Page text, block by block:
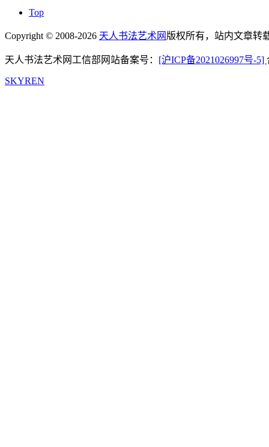
Top
Copyright © 2008-2026 天人书法艺术网 版权所有，站内文章转
天人书法艺术网工信部网站备案号： [沪ICP备2021026997号-5]
SKYREN